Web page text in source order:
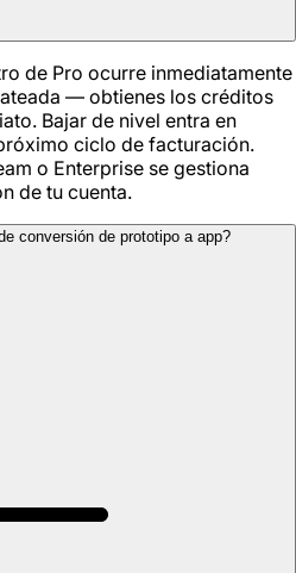
de Pro ocurre inmediatamente
— obtienes los créditos
Bajar de nivel entra en
ciclo de facturación.
o Enterprise se gestiona
de tu cuenta.
conversión de prototipo a app?